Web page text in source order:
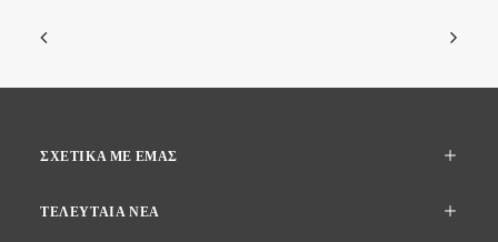
ΣΧΕΤΙΚΆ ΜΕ ΕΜΆΣ
ΤΕΛΕΥΤΑΊΑ ΝΈΑ